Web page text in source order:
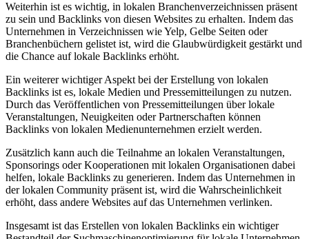
Weiterhin ist es wichtig, in lokalen Branchenverzeichnissen präsent
zu sein und Backlinks von diesen Websites zu erhalten. Indem das
Unternehmen in Verzeichnissen wie Yelp, Gelbe Seiten oder
Branchenbüchern gelistet ist, wird die Glaubwürdigkeit gestärkt und
die Chance auf lokale Backlinks erhöht.
Ein weiterer wichtiger Aspekt bei der Erstellung von lokalen
Backlinks ist es, lokale Medien und Pressemitteilungen zu nutzen.
Durch das Veröffentlichen von Pressemitteilungen über lokale
Veranstaltungen, Neuigkeiten oder Partnerschaften können
Backlinks von lokalen Medienunternehmen erzielt werden.
Zusätzlich kann auch die Teilnahme an lokalen Veranstaltungen,
Sponsorings oder Kooperationen mit lokalen Organisationen dabei
helfen, lokale Backlinks zu generieren. Indem das Unternehmen in
der lokalen Community präsent ist, wird die Wahrscheinlichkeit
erhöht, dass andere Websites auf das Unternehmen verlinken.
Insgesamt ist das Erstellen von lokalen Backlinks ein wichtiger